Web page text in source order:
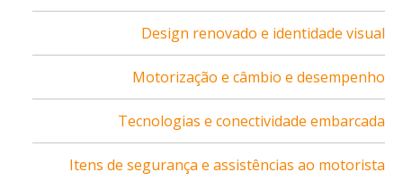
Design renovado e identidade visual
Motorização e câmbio e desempenho
Tecnologias e conectividade embarcada
Itens de segurança e assistências ao motorista